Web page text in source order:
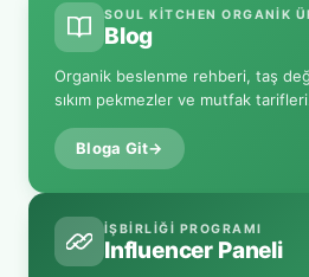
SOUL KITCHEN ORGANIK
Blog
Organik beslenme rehberi, taş
sıkım pekmezler ve mutfak
Bloga Git→
İŞBIRLIĞI PROGRAMI
Influencer Paneli